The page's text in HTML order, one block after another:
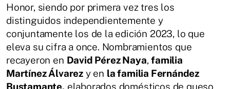
Honor, siendo por primera vez tres los
distinguidos independientemente y
conjuntamente los de la edición 2023, lo que
eleva su cifra a once. Nombramientos que
recayeron en David Pérez Naya,familia
Martínez Álvarezy en la familia Fernández
Bustamante, elaborados domésticos de queso